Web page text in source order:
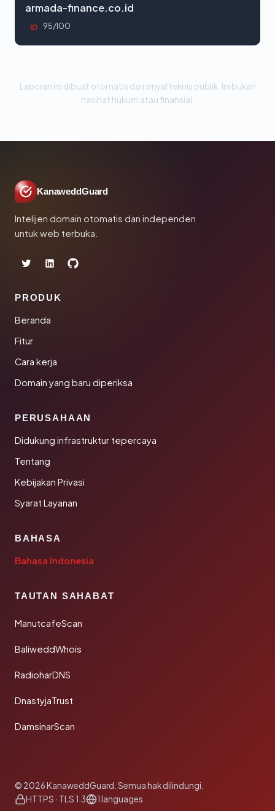
armada-finance.co.id
ID 95/100
Laporan ini dibuat otomatis dari sinyal teknis publik. Ini bukan
nasihat hukum atau finansial.
KanaweddGuard
Intelijen domain otomatis dan independen
untuk web terbuka.
PRODUK
Beranda
Fitur
Cara kerja
Domain yang baru diperiksa
PERUSAHAAN
Didukung infrastruktur tepercaya
Tentang
Kebijakan Privasi
Syarat Layanan
BAHASA
Bahasa Indonesia
TAUTAN SAHABAT
ManutcafeScan
BaliweddWhois
RadioharDNS
DnastyjaTrust
DamsinarScan
© 2026 KanaweddGuard. Semua hak dilindungi.
HTTPS · TLS 1.3
1 languages